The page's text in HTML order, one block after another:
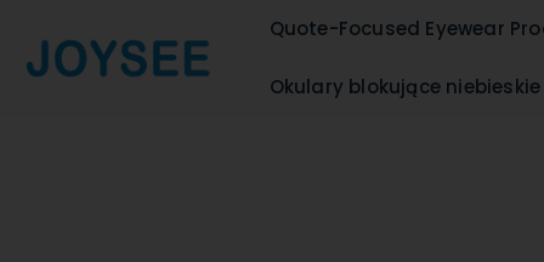
Quote-Focused Eyewear
Okulary blokujące niebieskie